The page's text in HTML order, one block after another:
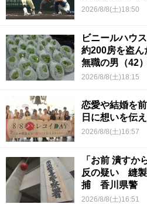
2026/8/8(土)18:50
ビニールハウ
約200房を盗
無職の男（42
2026/8/8(土)18:15
恋愛や結婚を
日に想いを伝
2026/8/8(土)16:57
「お前 潰すか
反の疑い 縫製
捕 香川県警
2026/8/8(土)16:51